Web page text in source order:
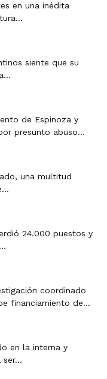
en una inédita
siente que su
de Espinoza y
presunto abuso...
una multitud
24.000 puestos y
coordinado
financiamiento de...
en la interna y
ser...